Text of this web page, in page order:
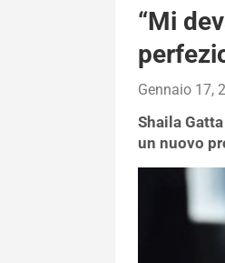
“Mi
Gennaio 17,
Shaila
un nuovo